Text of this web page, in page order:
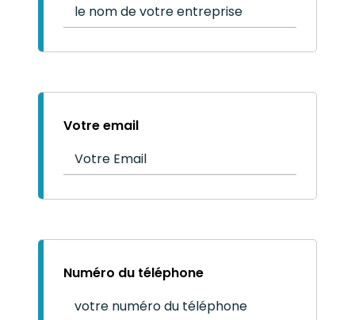
Votre email
Numéro du téléphone